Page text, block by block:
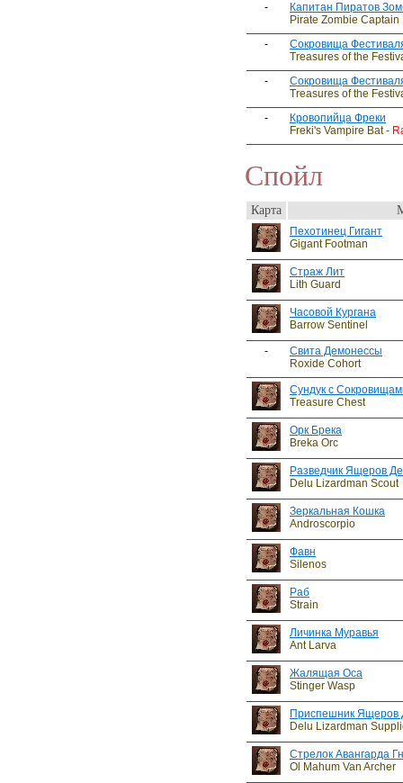
-
Капитан Пиратов
Pirate Zombie Captain
-
Сокровища
Treasures of the
-
Сокровища
Treasures of the
-
Кровопийца Фреки
Freki's Vampire Bat-
Спойл
Карта
Пехотинец Гигант
Gigant Footman
Страж Лит
Lith Guard
Часовой Кургана
Barrow Sentinel
-
Свита Демонессы
Roxide Cohort
Сундук с
Treasure Chest
Орк Брека
Breka Orc
Разведчик Ящеров
Delu Lizardman Scout
Зеркальная Кошка
Androscorpio
Фавн
Silenos
Раб
Strain
Личинка Муравья
Ant Larva
Жалящая Оса
Stinger Wasp
Приспешник Ящеров
Delu Lizardman
Стрелок Авангарда
Ol Mahum Van Archer